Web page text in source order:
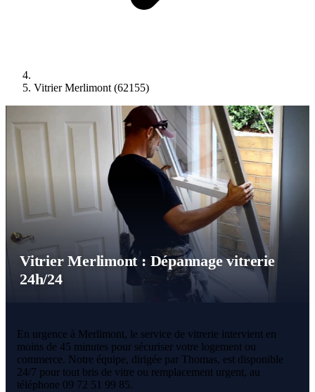
Vitrier Merlimont (62155)
Vitrier Merlimont : Dépannage vitrerie
24h/24
En urgence à Merlimont, le service de vitrerie intervient en
moins de 45 minutes pour sécuriser votre logement ou
commerce. Notre équipe, dirigée par Thomas, est disponible
24/7 pour tout bris de vitre ou remplacement urgent, au
téléphone 09 72 51 99 85.